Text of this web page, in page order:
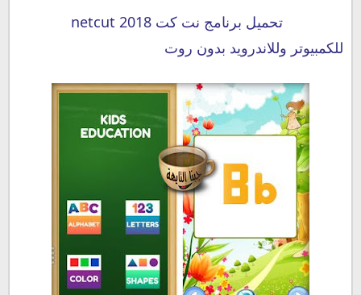
تحميل برنامج نت كت 2018 netcut
للكمبيوتر وللاندرويد بدون روت